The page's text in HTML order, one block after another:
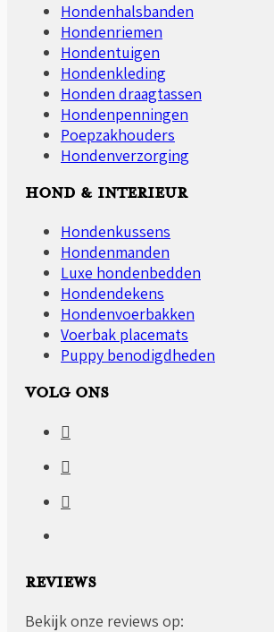
Hondenhalsbanden
Hondenriemen
Hondentuigen
Hondenkleding
Honden draagtassen
Hondenpenningen
Poepzakhouders
Hondenverzorging
HOND & INTERIEUR
Hondenkussens
Hondenmanden
Luxe hondenbedden
Hondendekens
Hondenvoerbakken
Voerbak placemats
Puppy benodigdheden
VOLG ONS
REVIEWS
Bekijk onze reviews op: